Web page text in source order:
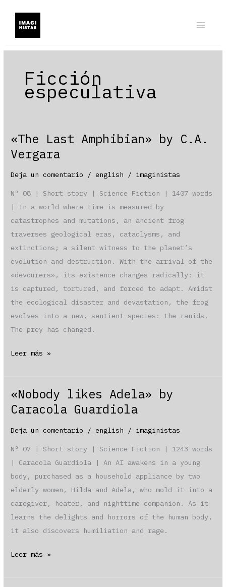
contenido
Ficción
especulativa
«The Last Amphibian» by C.A.
Vergara
Deja un comentario /english / imaginistas
Nº 08 | Short story | Science Fiction | 1407 words
| In a world where time is measured by
catastrophes and mutations, an ancient frog
traverses geological eras, cataclysms, and
extinctions; a silent witness to the planet’s
evolution and destruction. With the arrival of the
«devourers», its existence changes radically: it
is captured, tortured, and forced to adapt. Amidst
the ecological disaster and devastation, the frog
evolves into a new, sentient species: the ranids.
The prey has changed.
«The
by
C.A.
Leer más »
«Nobody likes Adela» by
Caracola Guardiola
Deja un comentario /english / imaginistas
Nº 07 | Short story | Science Fiction | 1243 words
| Caracola Guardiola | An AI awakens in a young
body, purchased as a household appliance by two
elderly women, Hilda and Adela, who mold it into a
caregiver, heater, and nighttime companion. As it
learns the delights and horrors of the human body,
it also discovers humiliation and rage.
«Nobody
Leer más »